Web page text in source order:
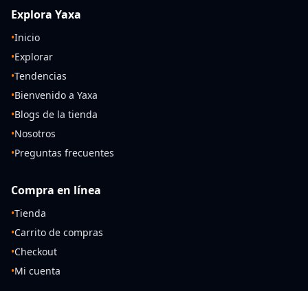
Explora Yaxa
•Inicio
•Explorar
•Tendencias
•Bienvenido a Yaxa
•Blogs de la tienda
•Nosotros
•Preguntas frecuentes
Compra en línea
•Tienda
•Carrito de compras
•Checkout
•Mi cuenta